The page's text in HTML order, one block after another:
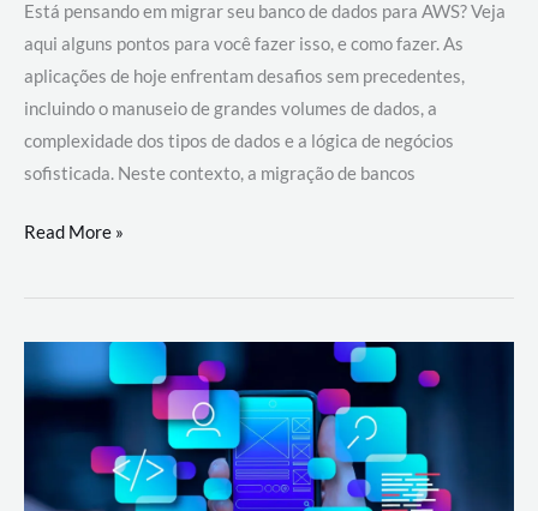
Está pensando em migrar seu banco de dados para AWS? Veja
aqui alguns pontos para você fazer isso, e como fazer. As
aplicações de hoje enfrentam desafios sem precedentes,
incluindo o manuseio de grandes volumes de dados, a
complexidade dos tipos de dados e a lógica de negócios
sofisticada. Neste contexto, a migração de bancos
Por
migrar
de
a
Read More »